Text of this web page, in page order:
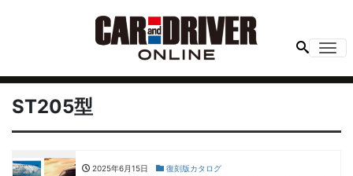
ST205型
2025年6月15日 復刻版カタログ